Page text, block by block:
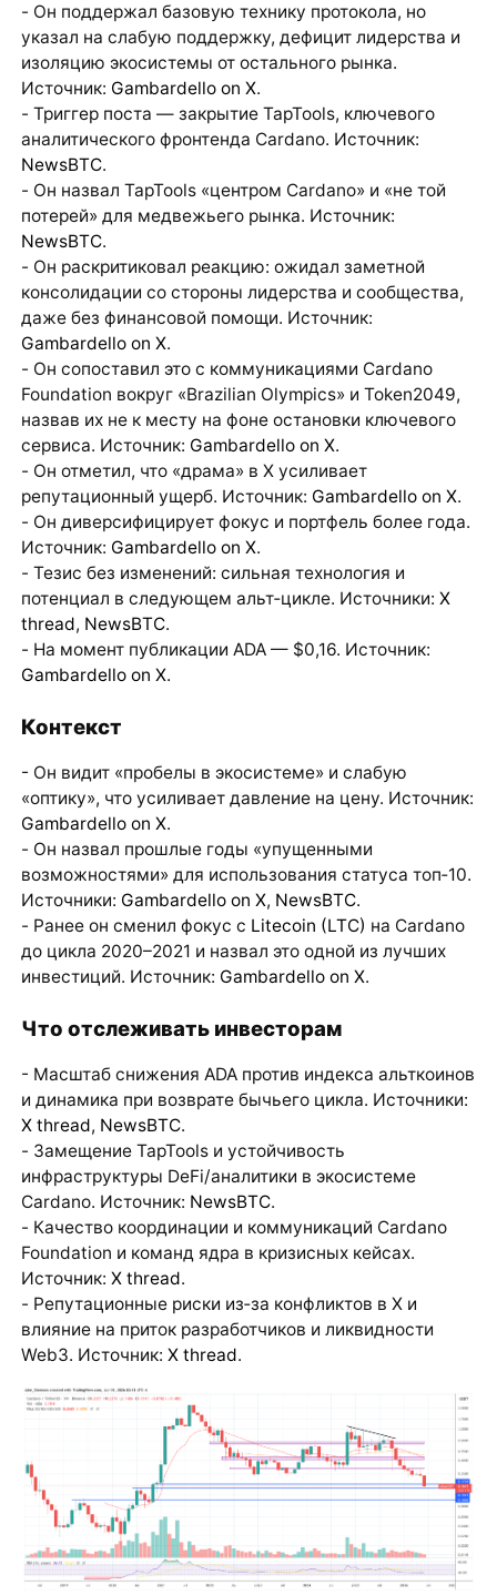
- Он поддержал базовую технику протокола, но
указал на слабую поддержку, дефицит лидерства и
изоляцию экосистемы от остального рынка.
Источник: Gambardello on X.
- Триггер поста — закрытие TapTools, ключевого
аналитического фронтенда Cardano. Источник:
NewsBTC.
- Он назвал TapTools «центром Cardano» и «не той
потерей» для медвежьего рынка. Источник:
NewsBTC.
- Он раскритиковал реакцию: ожидал заметной
консолидации со стороны лидерства и сообщества,
даже без финансовой помощи. Источник:
Gambardello on X.
- Он сопоставил это с коммуникациями Cardano
Foundation вокруг «Brazilian Olympics» и Token2049,
назвав их не к месту на фоне остановки ключевого
сервиса. Источник: Gambardello on X.
- Он отметил, что «драма» в X усиливает
репутационный ущерб. Источник: Gambardello on X.
- Он диверсифицирует фокус и портфель более года.
Источник: Gambardello on X.
- Тезис без изменений: сильная технология и
потенциал в следующем альт‑цикле. Источники: X
thread, NewsBTC.
- На момент публикации ADA — $0,16. Источник:
Gambardello on X.
Контекст
- Он видит «пробелы в экосистеме» и слабую
«оптику», что усиливает давление на цену. Источник:
Gambardello on X.
- Он назвал прошлые годы «упущенными
возможностями» для использования статуса топ‑10.
Источники: Gambardello on X, NewsBTC.
- Ранее он сменил фокус с Litecoin (LTC) на Cardano
до цикла 2020–2021 и назвал это одной из лучших
инвестиций. Источник: Gambardello on X.
Что отслеживать инвесторам
- Масштаб снижения ADA против индекса альткоинов
и динамика при возврате бычьего цикла. Источники:
X thread, NewsBTC.
- Замещение TapTools и устойчивость
инфраструктуры DeFi/аналитики в экосистеме
Cardano. Источник: NewsBTC.
- Качество координации и коммуникаций Cardano
Foundation и команд ядра в кризисных кейсах.
Источник: X thread.
- Репутационные риски из‑за конфликтов в X и
влияние на приток разработчиков и ликвидности
Web3. Источник: X thread.